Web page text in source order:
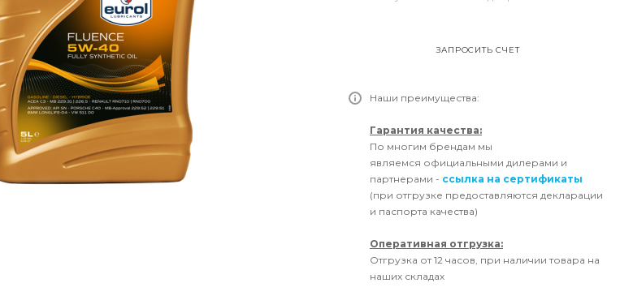
ЗАПРОСИТЬ СЧЕТ
Наши преимущества:
Гарантия качества:
По многим брендам мы
являемся официальными дилерами и
партнерами - ссылка на сертификаты
(при отгрузке предоставляются декларации
и паспорта качества)
Оперативная отгрузка:
Отгрузка от 12 часов, при наличии товара на
наших складах